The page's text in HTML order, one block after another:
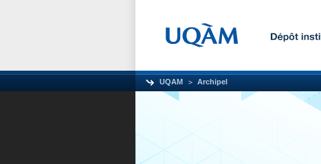
UQAM Archipel